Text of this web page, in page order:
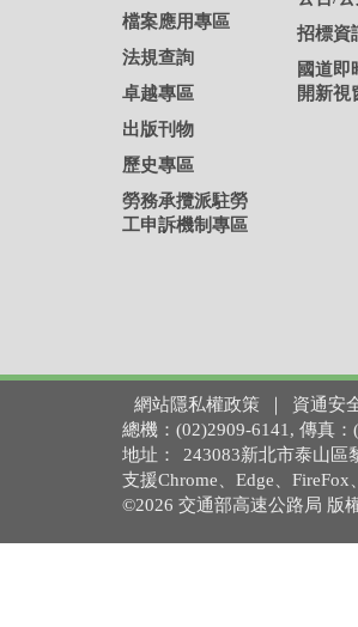
檔案應用專區
法規查詢
卓越專區
出版刊物
歷史專區
勞務承攬派駐勞
工申訴機制專區
招標資
國道即
開新視
網站隱私權政策 資通安
總機：(02)2909-6141, 傳真
地址：
243083新北市泰山區
支援Chrome、Edge、FireFox
©2026 交通部高速公路局 版